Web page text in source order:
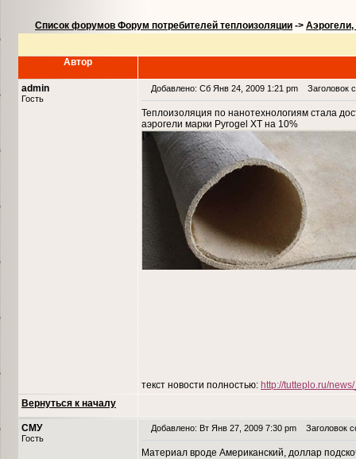
Список форумов Форум потребителей теплоизоляции -> Аэрогели,
Автор
admin
Гость
Добавлено: Сб Янв 24, 2009 1:21 pm Заголовок
Теплоизоляция по нанотехнологиям стала
аэрогели марки Pyrogel XT на 10%
текст новости полностью: http://tutteplo.ru/
Вернуться к началу
СМУ
Гость
Добавлено: Вт Янв 27, 2009 7:30 pm Заголовок
Материал вроде Американский, доллар